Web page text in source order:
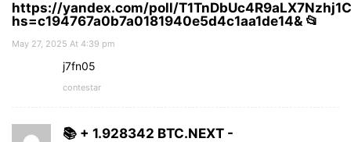
https://yandex.com/poll/
hs=c194767a0b7a0181940e5d4c1aa1de14& 📂
May 27, 2025 At 4:39 pm
j7fn05
contestar
📚 + 1.928342 BTC.NEXT -